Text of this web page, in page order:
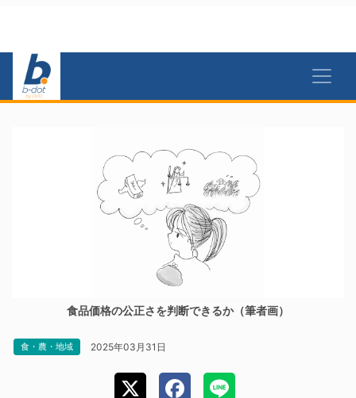
食品価格の公正さを判断できるか（筆者画）
食・農・地域 2025年03月31日